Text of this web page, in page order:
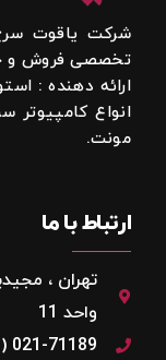
تخصصی فروش و
انواع
مونت.
ارتباط با ما
واحد 11
021-71189 ( خط ویژه )